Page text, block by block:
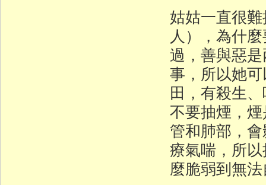
姑姑一直很
人），為什
過，善與惡
事，所以她
田，有殺生
不要抽煙，
管和肺部，
療氣喘，所
麼脆弱到無